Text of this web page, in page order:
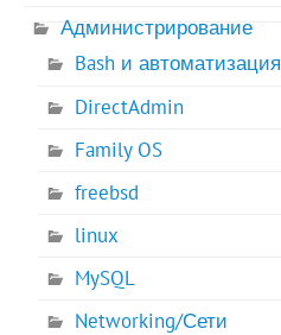
Администрирование
Bash и автоматизация
DirectAdmin
Family OS
freebsd
linux
MySQL
Networking/Сети